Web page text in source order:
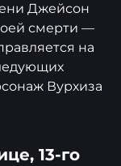
Джейсон
смерти —
на
Вурхиза
13-го